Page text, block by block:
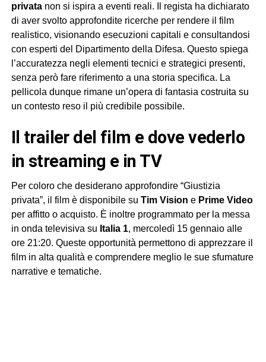
privatanon si ispira a eventi reali. Il regista ha dichiarato
di aver svolto approfondite ricerche per rendere il film
realistico, visionando esecuzioni capitali e consultandosi
con esperti del Dipartimento della Difesa. Questo spiega
l’accuratezza negli elementi tecnici e strategici presenti,
senza però fare riferimento a una storia specifica. La
pellicola dunque rimane un’opera di fantasia costruita su
un contesto reso il più credibile possibile.
Il trailer del film e dove vederlo
in streaming e in TV
Per coloro che desiderano approfondire “Giustizia
privata”, il film è disponibile su Tim Vision e Prime Video
per affitto o acquisto. È inoltre programmato per la messa
in onda televisiva su Italia 1, mercoledì 15 gennaio alle
ore 21:20. Queste opportunità permettono di apprezzare il
film in alta qualità e comprendere meglio le sue sfumature
narrative e tematiche.